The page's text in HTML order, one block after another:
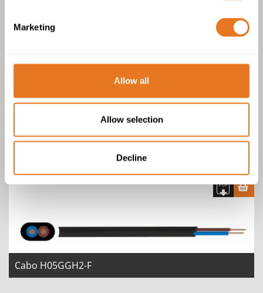
Marketing
Allow all
Allow selection
Decline
CABOS H05GG-F E H05GGH2-F
Cabo H05GGH2-F